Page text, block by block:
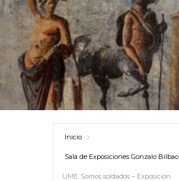
Inicio
Sala de Exposiciones Gonzalo Bilbao
UME. Somos soldados – Exposición